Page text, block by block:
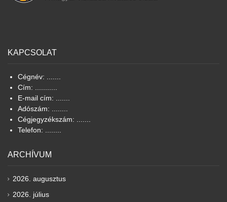
KAPCSOLAT
Cégnév: .......
Cím: ...........
E-mail cím: .......
Adószám: ........
Cégjegyzékszám: .......
Telefon: ........
ARCHÍVUM
2026. augusztus
2026. július